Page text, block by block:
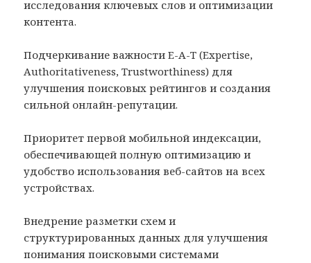
исследования ключевых слов и оптимизации
контента.
Подчеркивание важности E-A-T (Expertise,
Authoritativeness, Trustworthiness) для
улучшения поисковых рейтингов и создания
сильной онлайн-репутации.
Приоритет первой мобильной индексации,
обеспечивающей полную оптимизацию и
удобство использования веб-сайтов на всех
устройствах.
Внедрение разметки схем и
структурированных данных для улучшения
понимания поисковыми системами